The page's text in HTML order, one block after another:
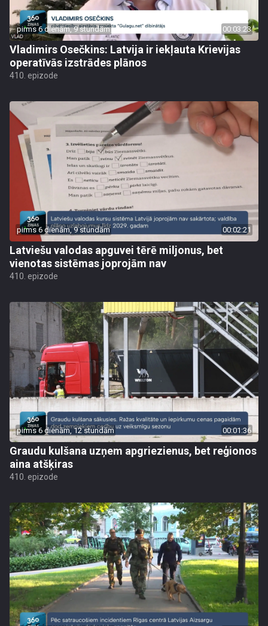
pirms 6 dienām, 9 stundām 00:03:23
Vladimirs Osečkins: Latvija ir iekļauta Krievijas
operatīvās izstrādes plānos
410. epizode
pirms 6 dienām, 9 stundām 00:02:21
Latviešu valodas apguvei tērē miljonus, bet
vienotas sistēmas joprojām nav
410. epizode
pirms 6 dienām, 12 stundām 00:01:36
Graudu kulšana uzņem apgriezienus, bet reģionos
aina atšķiras
410. epizode